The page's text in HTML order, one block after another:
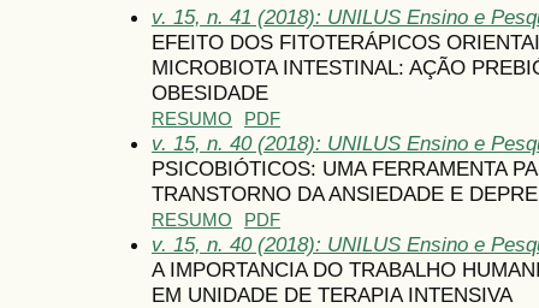
v. 15, n. 41 (2018): UNILUS Ensino e
EFEITO DOS FITOTERÁPICOS
MICROBIOTA INTESTINAL: AÇÃO
OBESIDADE
RESUMO PDF
v. 15, n. 40 (2018): UNILUS Ensino e
PSICOBIÓTICOS: UMA FERRAMENTA
TRANSTORNO DA ANSIEDADE E
RESUMO PDF
v. 15, n. 40 (2018): UNILUS Ensino e
A IMPORTANCIA DO TRABALHO
EM UNIDADE DE TERAPIA INTENSIVA